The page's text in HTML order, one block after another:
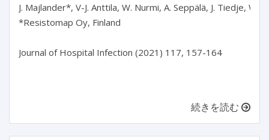
J. Majlander*, V-J. Anttila, W. Nurmi, A. Seppälä, J. Tiedje, W.
*Resistomap Oy, Finland
Journal of Hospital Infection (2021) 117, 157-164
続きを読む